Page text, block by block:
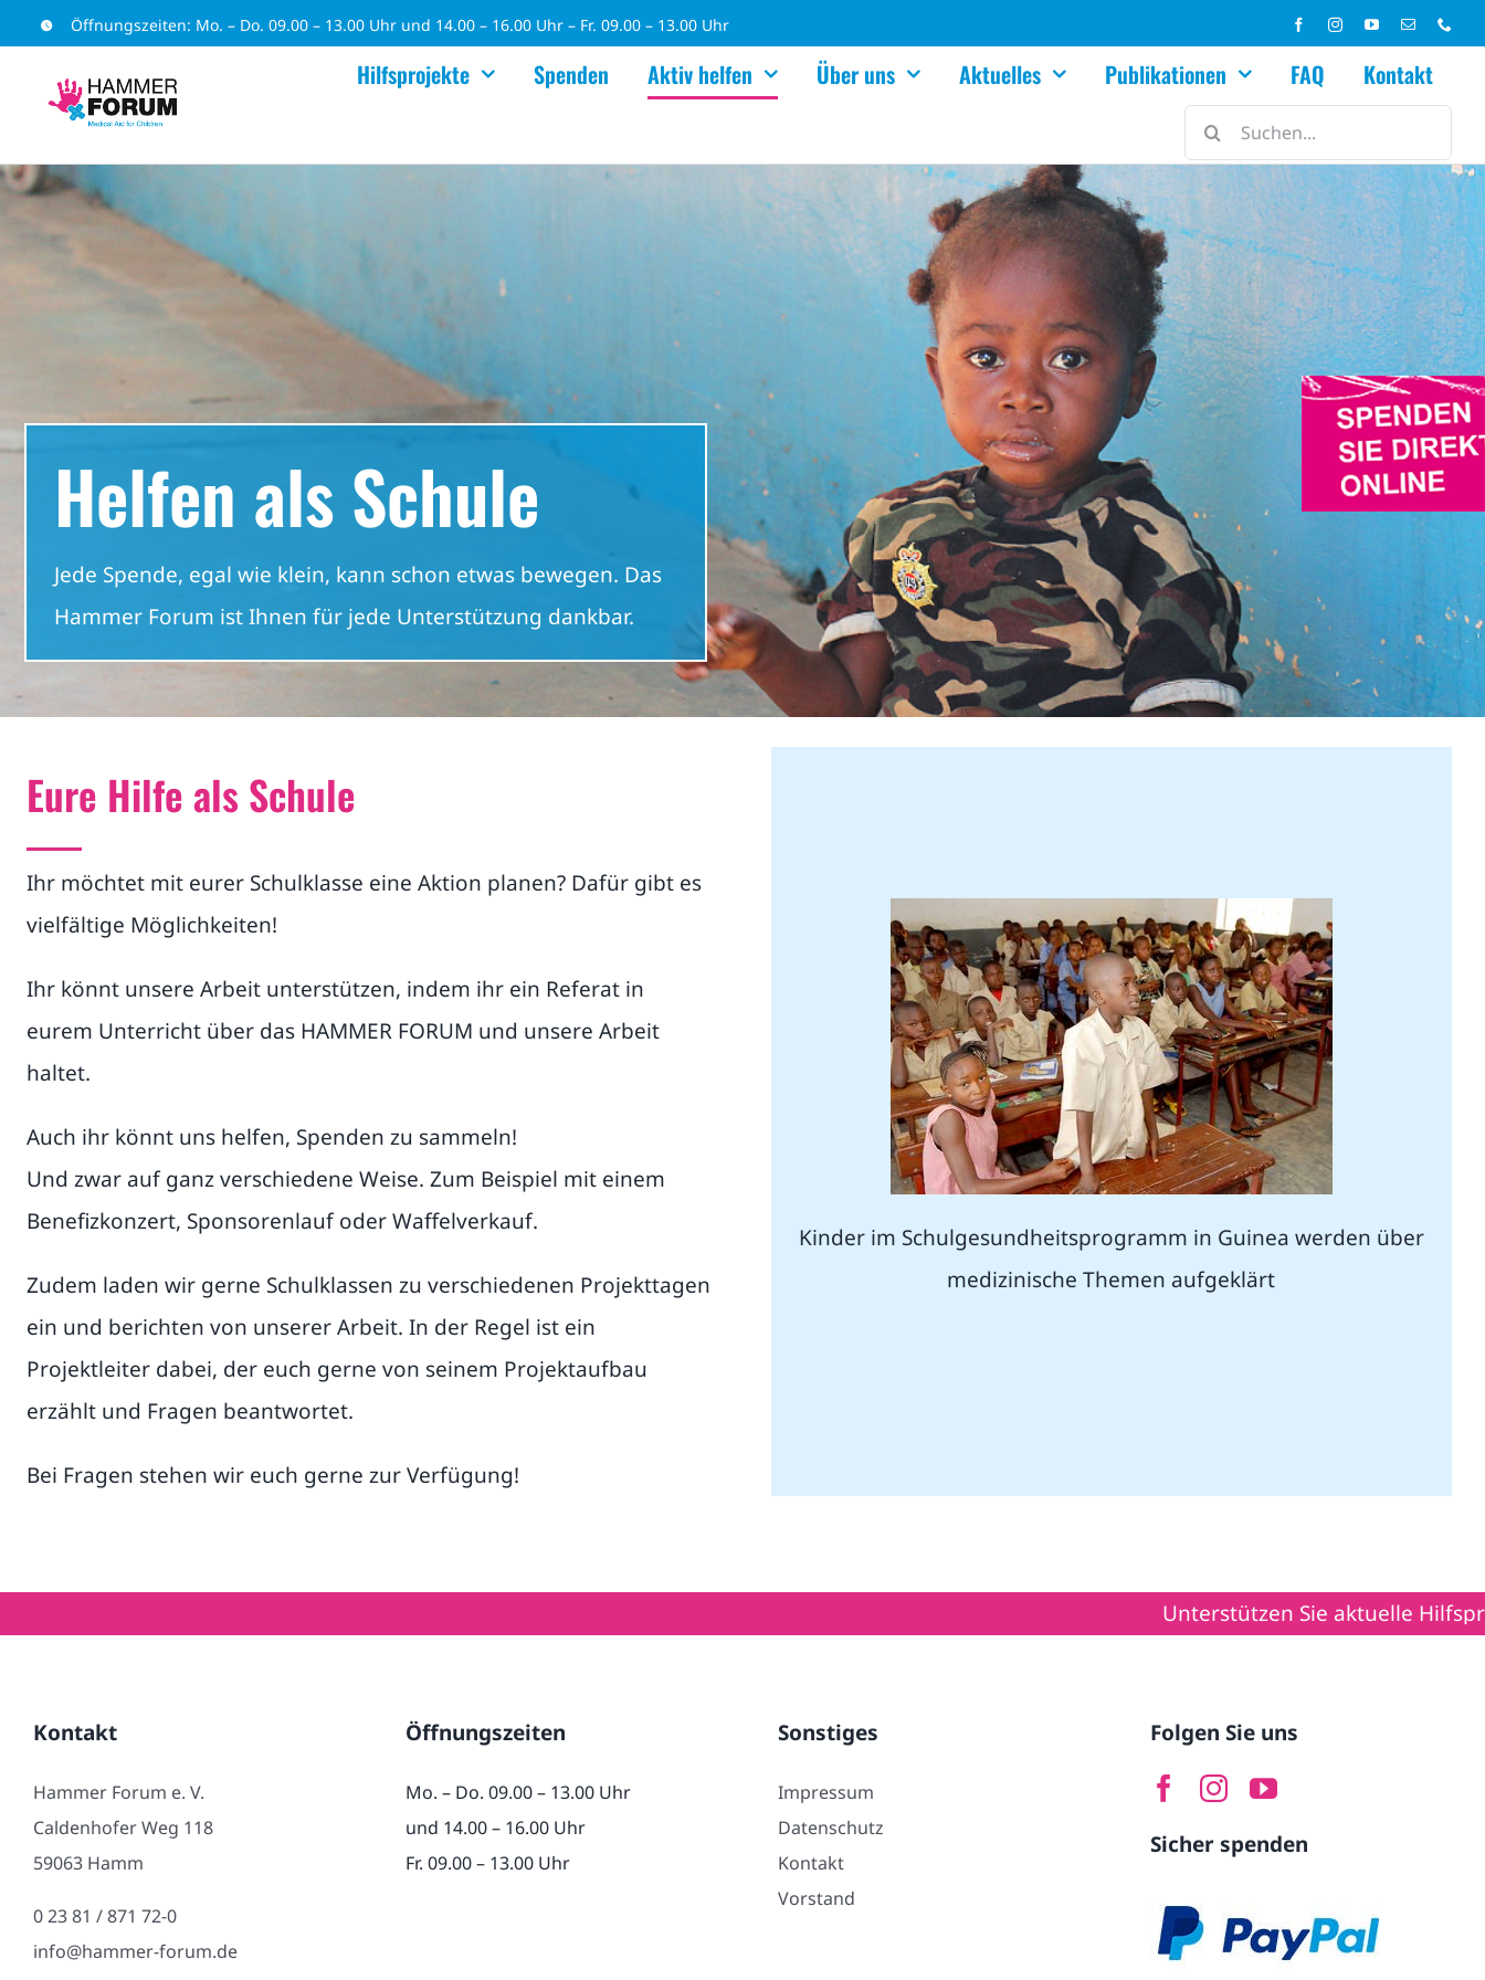
Zum
springen
Öffnungszeiten: Mo. – Do. 09.00 – 13.00 Uhr und 14.00 – 16.00 Uhr – Fr. 09.00 – 13.00 Uhr
Hilfsprojekte Spenden Aktiv helfen Über uns Aktuelles Publikationen FAQ
Kontakt
Suche
nach:
Helfen als Schule
Jede Spende, egal wie klein, kann schon etwas bewegen. Das
Hammer Forum ist Ihnen für jede Unterstützung dankbar.
Eure Hilfe als Schule
Ihr möchtet mit eurer Schulklasse eine Aktion planen? Dafür gibt es
vielfältige Möglichkeiten!
Ihr könnt unsere Arbeit unterstützen, indem ihr ein Referat in
eurem Unterricht über das HAMMER FORUM und unsere Arbeit
haltet.
Auch ihr könnt uns helfen, Spenden zu sammeln!
Und zwar auf ganz verschiedene Weise. Zum Beispiel mit einem
Benefizkonzert, Sponsorenlauf oder Waffelverkauf.
Zudem laden wir gerne Schulklassen zu verschiedenen Projekttagen
ein und berichten von unserer Arbeit. In der Regel ist ein
Projektleiter dabei, der euch gerne von seinem Projektaufbau
erzählt und Fragen beantwortet.
Bei Fragen stehen wir euch gerne zur Verfügung!
Kinder im Schulgesundheitsprogramm in Guinea werden über
medizinische Themen aufgeklärt
Unterstützen Sie aktuelle Hilfsprojekte im
Kontakt
Hammer Forum e. V.
Caldenhofer Weg 118
59063 Hamm
0 23 81 / 871 72-0
info@hammer-forum.de
Öffnungszeiten
Mo. – Do. 09.00 – 13.00 Uhr
und 14.00 – 16.00 Uhr
Fr. 09.00 – 13.00 Uhr
Sonstiges
Impressum
Datenschutz
Kontakt
Vorstand
Folgen Sie uns
Sicher spenden